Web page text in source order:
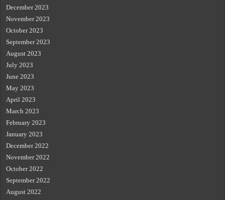
December 2023
November 2023
October 2023
September 2023
August 2023
July 2023
June 2023
May 2023
April 2023
March 2023
February 2023
January 2023
December 2022
November 2022
October 2022
September 2022
August 2022